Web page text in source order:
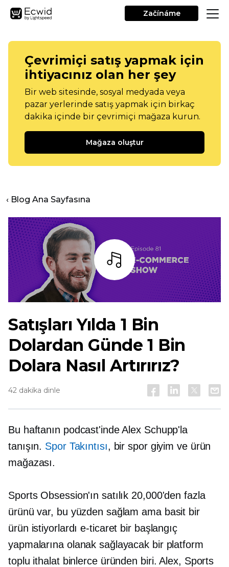
Začínáme
Çevrimiçi satış yapmak için
ihtiyacınız olan her şey
Bir web sitesinde, sosyal medyada veya
pazar yerlerinde satış yapmak için birkaç
dakika içinde bir çevrimiçi mağaza kurun.
Mağaza oluştur
‹ Blog Ana Sayfasına
Satışları Yılda 1 Bin
Dolardan Günde 1 Bin
Dolara Nasıl Artırırız?
42 dakika dinle
Bu haftanın podcast'inde Alex Schupp'la
tanışın. Spor Takıntısı, bir spor giyim ve ürün
mağazası.
Sports Obsession'ın satılık 20,000'den fazla
ürünü var, bu yüzden sağlam ama basit bir
ürün istiyorlardıe-ticaret bir başlangıç ​​​​
yapmalarına olanak sağlayacak bir platform
toplu ithalatbinlerce üründen biri. Alex, Sports